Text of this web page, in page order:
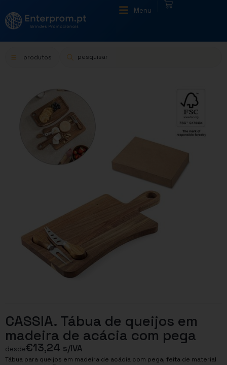
Menu
produtos
CASSIA. Tábua de queijos em
madeira de acácia com pega
desde€13,24 s/IVA
Tábua para queijos em madeira de acácia com pega, feita de material